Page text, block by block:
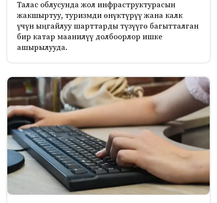
Талас облусунда жол инфраструктурасын
жакшыртуу, туризмди өнүктүрүү жана калк
үчүн ыңгайлуу шарттарды түзүүгө багытталган
бир катар маанилүү долбоорлор ишке
ашырылууда.